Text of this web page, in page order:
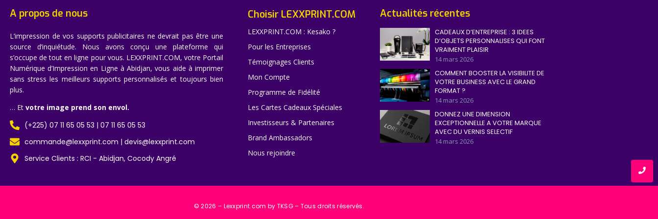
A propos de nous
L’impression de vos supports publicitaires ne devrait pas être une
source d’inquiétude. Nous avons conçu une plateforme qui
s’occupe de tout en ligne pour vous. LEXXPRINT.COM, votre Portail
Numérique d’Impression en Ligne à Abidjan, vous aide à imprimer
sans stress les meilleurs supports personnalisés et toujours bien
plus.
… Et votre image prend son envol.
(+225) 07 11 65 05 53 | 07 11 65 05 53
commande@lexxprint.com | devis@lexxprint.com
Service Clients : RCI - Abidjan, Cocody Angré
Choisir LEXXPRINT.COM
LEXXPRINT.COM : Kesako ?
Pour les Entreprises
Témoignages Clients
Mon Compte
Programme de Fidélité
Les Cartes Cadeaux Spéciales
Investisseurs & Partenaires
Brand Ambassadors
Nous rejoindre
Actualités récentes
CADEAUX D’ENTREPRISE : 3 IDEES
D’OBJETS PERSONNALISES QUI FONT
VRAIMENT PLAISIR
14 mars 2026
COMMENT BOOSTER LA VISIBILITE DE
VOTRE BUSINESS AVEC LE GRAND
FORMAT ?
14 mars 2026
DONNEZ UNE DIMENSION
EXCEPTIONNELLE A VOTRE MARQUE
AVEC DU VERNIS SELECTIF
14 mars 2026
© 2026 – Lexxprint.com by TKSG – Tous droits réservés.